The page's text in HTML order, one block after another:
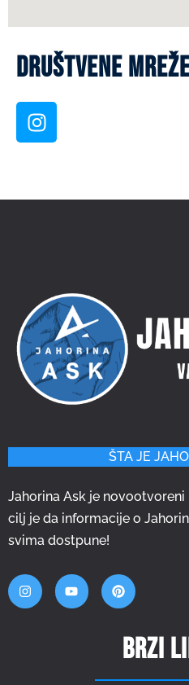
Društvene
ŠTA JE
Jahorina Ask je
cilj je da informacije o
svima dostpune!
Brzi